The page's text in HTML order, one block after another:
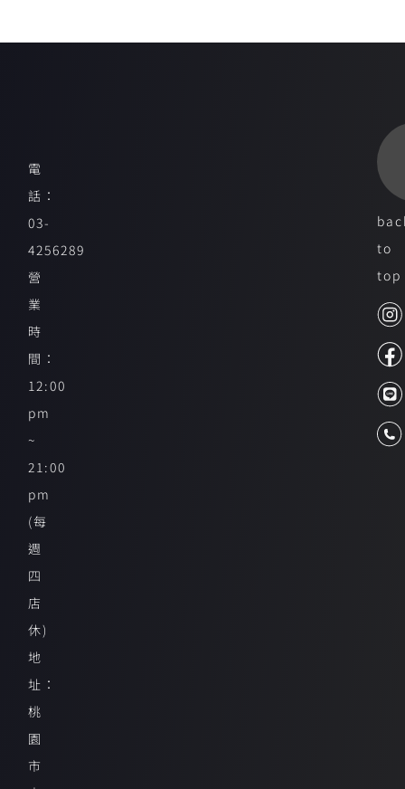
電
話：
03-
4256289
營
業
時
間：
12:00
pm
~
21:00
pm
(每
週
四
店
休)
地
址：
桃
園
市
to
top